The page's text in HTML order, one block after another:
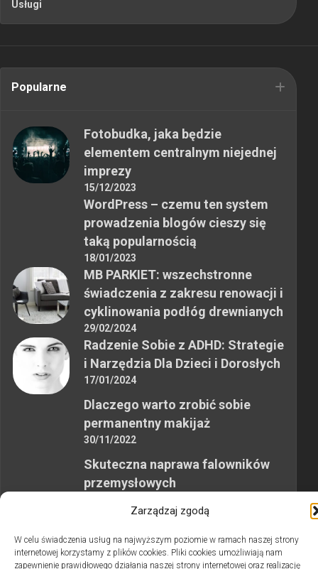
Zarządzaj zgodą
W celu świadczenia usług na najwyższym poziomie w ramach naszej strony
internetowej korzystamy z plików cookies. Pliki cookies umożliwiają nam
zapewnienie prawidłowego działania naszej strony internetowej oraz realizację
Usługi
Popularne
Fotobudka, jaka będzie
elementem centralnym niejednej
imprezy
15/12/2023
WordPress – czemu ten system
prowadzenia blogów cieszy się
taką popularnością
18/01/2023
MB PARKIET: wszechstronne
świadczenia z zakresu renowacji i
cyklinowania podłóg drewnianych
29/02/2024
Radzenie Sobie z ADHD: Strategie
i Narzędzia Dla Dzieci i Dorosłych
17/01/2024
Dlaczego warto zrobić sobie
permanentny makijaż
30/11/2022
Skuteczna naprawa falowników
przemysłowych